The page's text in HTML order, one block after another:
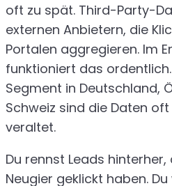
oft zu spät. Third-Party-
externen Anbietern, die
Portalen aggregieren. Im
funktioniert das
Segment in Deutschland,
Schweiz sind die Daten
veraltet.
Du rennst Leads
Neugier geklickt haben.